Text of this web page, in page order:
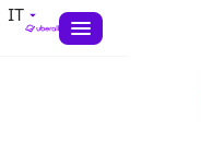
IT